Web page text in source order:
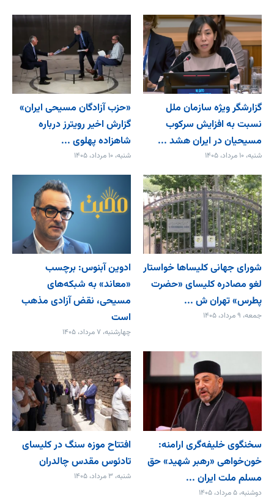
گزارشگر ویژه سازمان ملل
نسبت به افزایش سرکوب
مسیحیان در ایران هشد ...
شنبه، ۱۰ مرداد، ۱۴۰۵
«حزب آزادگان مسیحی ایران»
گزارش اخیر رویترز درباره
شاهزاده پهلوی ...
شنبه، ۱۰ مرداد، ۱۴۰۵
شورای جهانی کلیساها خواستار
لغو مصادره کلیسای «حضرت
پطرس» تهران ش ...
جمعه، ۹ مرداد، ۱۴۰۵
ادوین آبنوس: برچسب
«معاند» به شبکه‌های
مسیحی، نقض آزادی مذهب
است
چهارشنبه، ۷ مرداد، ۱۴۰۵
سخنگوی خلیفه‌گری ارامنه:
خون‌خواهی «رهبر شهید» حق
مسلم ملت ایران ...
دوشنبه، ۵ مرداد، ۱۴۰۵
افتتاح موزه سنگ در کلیسای
تادئوس مقدس چالدران
شنبه، ۳ مرداد، ۱۴۰۵